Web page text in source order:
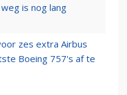
is nog lang
zes extra Airbus
Boeing 757's af te